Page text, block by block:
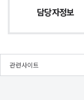
담당자정보
관련사이트